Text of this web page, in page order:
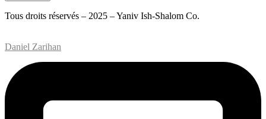
Tous droits réservés – 2025 – Yaniv Ish-Shalom Co.
Daniel Zarihan